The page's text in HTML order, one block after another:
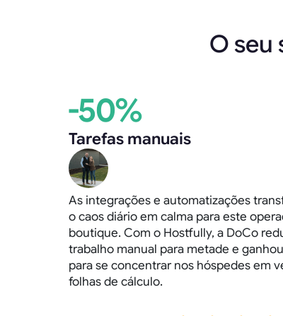
O seu
-50%
Tarefas manuais
As integrações e automatizações
o caos diário em calma para este
boutique. Com o Hostfully, a DoCo
trabalho manual para metade e
para se concentrar nos hóspedes em
folhas de cálculo.